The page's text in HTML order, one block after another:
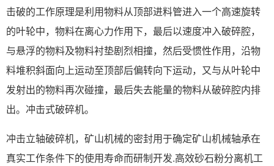
击破的工作原理是利用物料从顶部进料管进入一个高速旋转
的叶轮中，物料在离心力作用下，最后以速度冲入破碎腔，
与悬浮的物料及物料衬垫剧烈相撞，然后受惯性作用，沿物
料堆积斜面向上运动至顶部后偏转向下运动，又与从叶轮中
发射出的物料再次碰撞，最后失去能量的物料从破碎腔内排
出。冲击式破碎机。
冲击立轴破碎机，矿山机械的密封用于确定矿山机械轴承在
真实工作条件下的使用寿命而研制开发.高效砂石粉分离机工